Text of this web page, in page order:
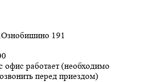
191
работает (необходимо
перед приездом)